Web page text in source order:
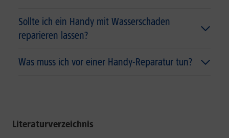
Sollte ich ein Handy mit Wasserschaden
reparieren lassen?
Was muss ich vor einer Handy-Reparatur tun?
Literaturverzeichnis